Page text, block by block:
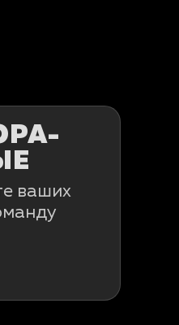
ваших